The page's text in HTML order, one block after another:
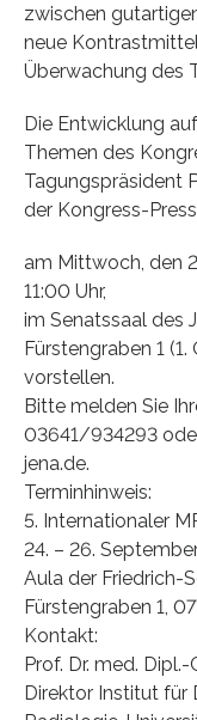
zwischen
neue
Überwachung des
Die Entwicklung
Themen des
Tagungspräsident
der Kongress-
am Mittwoch, den
11:00 Uhr,
im Senatssaal des
Fürstengraben 1 (1.
vorstellen.
Bitte melden Sie
03641/934293
jena.de.
Terminhinweis:
5. Internationaler
24. – 26.
Aula der Friedrich-
Fürstengraben 1,
Kontakt:
Prof. Dr. med.
Direktor Institut für